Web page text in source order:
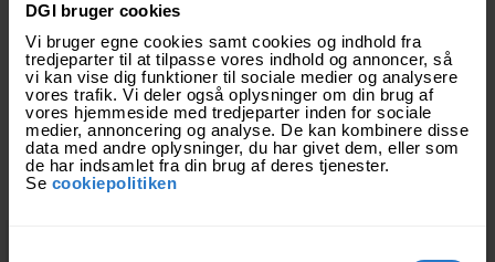
DGI bruger cookies
Vi bruger egne cookies samt cookies og indhold fra
tredjeparter til at tilpasse vores indhold og annoncer, så
vi kan vise dig funktioner til sociale medier og analysere
vores trafik. Vi deler også oplysninger om din brug af
vores hjemmeside med tredjeparter inden for sociale
medier, annoncering og analyse. De kan kombinere disse
data med andre oplysninger, du har givet dem, eller som
de har indsamlet fra din brug af deres tjenester.
Se cookiepolitiken
Landsstævner fra 1862 til 2022
Dyk ned i hvert enkelt landsstævne fra det
første i 1862 til seneste i 2022 - og få et
indblik i den danske idrætshistorie og dens
udvikling.